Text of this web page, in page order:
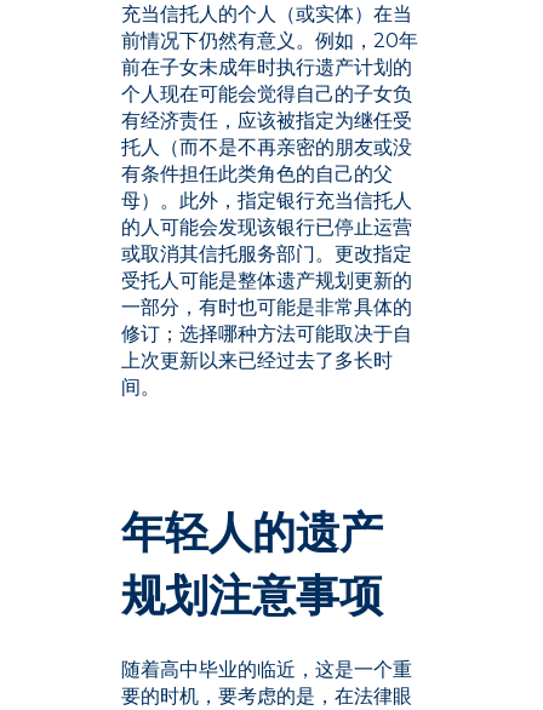
充当信托人的个人（或实体）在当
前情况下仍然有意义。例如，20年
前在子女未成年时执行遗产计划的
个人现在可能会觉得自己的子女负
有经济责任，应该被指定为继任受
托人（而不是不再亲密的朋友或没
有条件担任此类角色的自己的父
母）。此外，指定银行充当信托人
的人可能会发现该银行已停止运营
或取消其信托服务部门。更改指定
受托人可能是整体遗产规划更新的
一部分，有时也可能是非常具体的
修订；选择哪种方法可能取决于自
上次更新以来已经过去了多长时
间。
年轻人的遗产
规划注意事项
随着高中毕业的临近，这是一个重
要的时机，要考虑的是，在法律眼